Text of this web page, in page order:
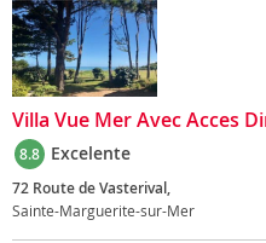
Villa Vue Mer Avec Acces
8.8 Excelente
72 Route de Vasterival,
Sainte-Marguerite-sur-Mer